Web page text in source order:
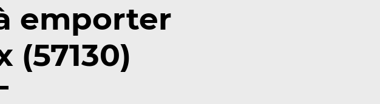
emporter
(57130)